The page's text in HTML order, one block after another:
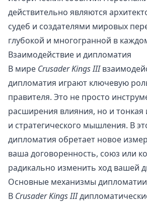
действительно являются
судеб и создателями мировых
глубокой и многогранной в
Взаимодействие и дипломатия
В мире Crusader Kings III
дипломатия играют ключевую
правителя. Это не просто
расширения влияния, но и тонкая
и стратегического мышления. В
дипломатия обретает новое
ваша договоренность, союз или
радикально изменить ход вашей
Основные механизмы дипломатии
В Crusader Kings III